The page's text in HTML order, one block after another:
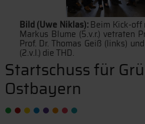
Bild (Uwe Niklas):Beim Kick-
Markus Blume (5.v.r.) vetraten
Prof. Dr. Thomas Geiß (links)
(2.v.l.) die THD.
Startschuss für
Ostbayern